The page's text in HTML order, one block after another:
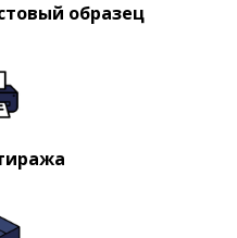
образец